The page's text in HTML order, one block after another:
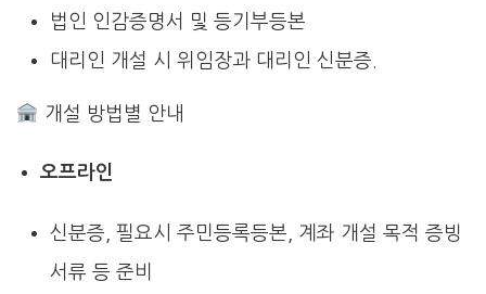
법인 인감증명서 및 등기부등본
대리인 개설 시 위임장과 대리인 신분증.
개설 방법별 안내
오프라인
신분증, 필요시 주민등록등본, 계좌 개설 목적 증빙
서류 등 준비